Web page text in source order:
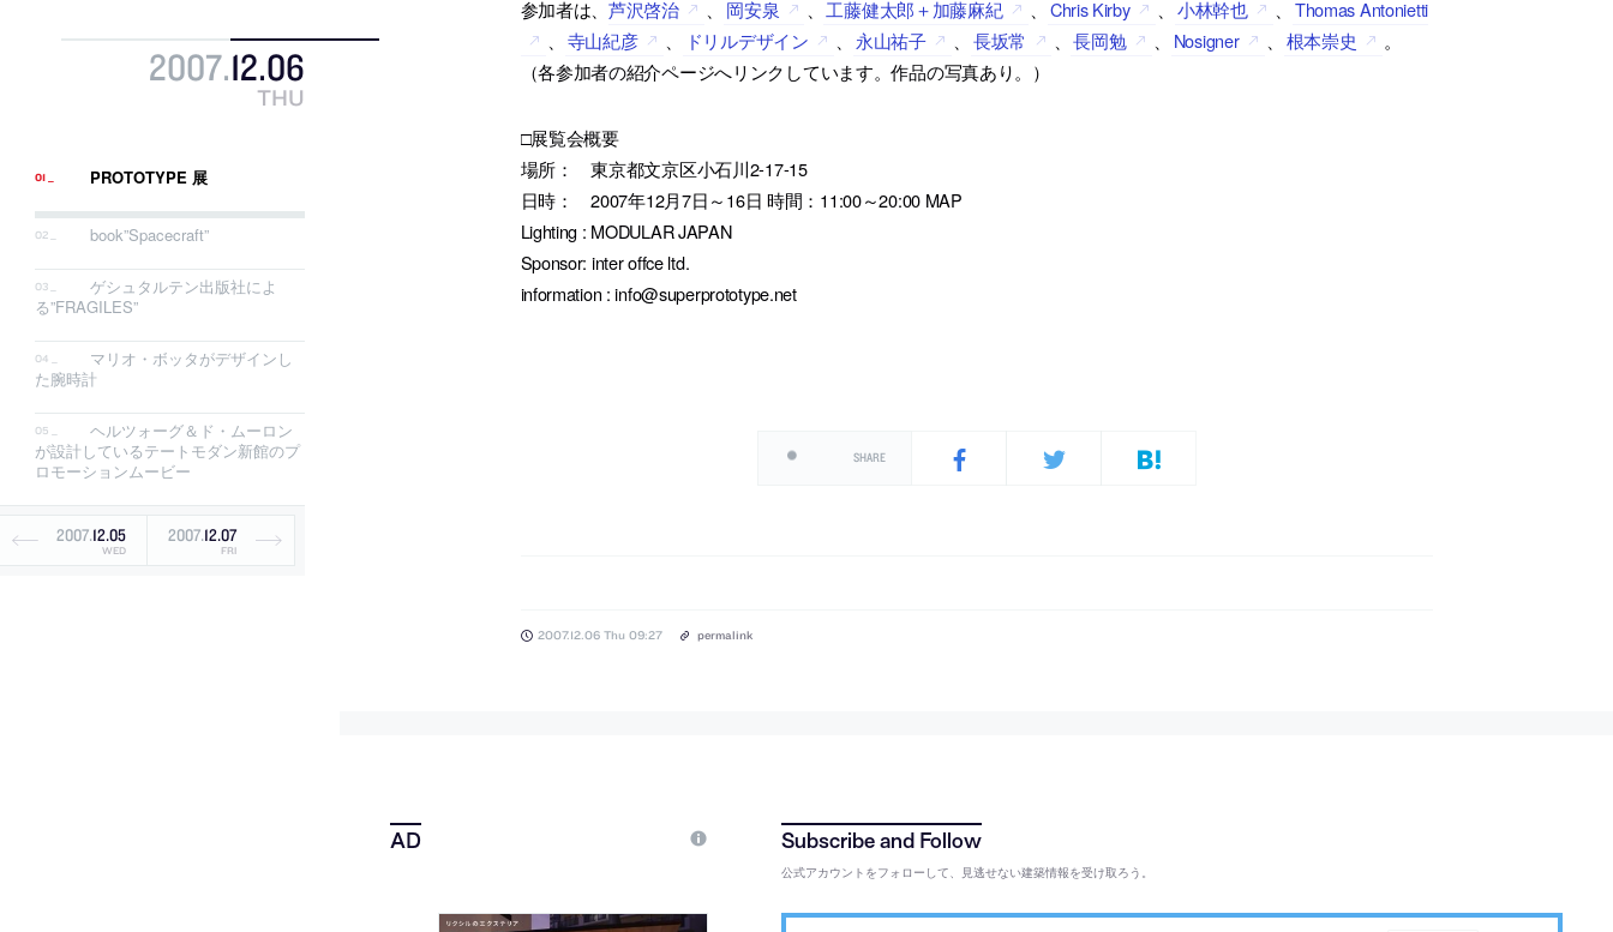
2007.12.06
THU
PROTOTYPE 展
book”Spacecraft”
ゲシュタルテン出版社によ
る”FRAGILES”
マリオ・ボッタがデザインし
た腕時計
ヘルツォーグ＆ド・ムーロン
が設計しているテートモダン新館のプ
ロモーションムービー
2007.12.05
WED
2007.12.07
FRI
参加者は、芦沢啓治 岡安泉 工藤健太郎＋加藤麻紀 Chris Kirby 小林幹也
Thomas Antonietti
寺山紀彦 ドリルデザイン 永山祐子 長坂常 長岡勉 Nosigner 根本崇史
。
（各参加者の紹介ページへリンクしています。作品の写真あり。）
□展覧会概要
場所： 東京都文京区小石川2-17-15
日時： 2007年12月7日～16日 時間：11:00～20:00 MAP
Lighting : MODULAR JAPAN
Sponsor: inter offce ltd.
information : info@superprototype.net
SHARE
2007.12.06 Thu 09:27 permalink
公式アカウントをフォローして、見逃せない建築情報を受け取ろう。